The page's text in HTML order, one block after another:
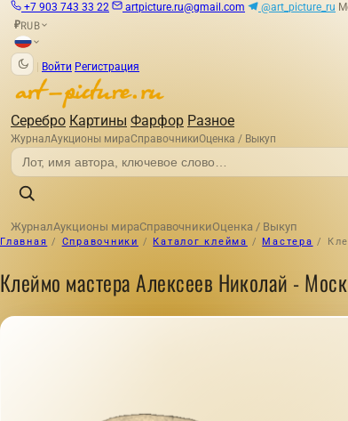
+7 903 743 33 22 artpicture.ru@gmail.com @art_picture_ru
₽RUB
Войти Регистрация
Серебро Картины Фарфор Разное
ЖурналАукционы мираСправочникиОценка / Выкуп
ЖурналАукционы мираСправочникиОценка / Выкуп
Главная / Справочники / Каталог клейма / Мастера /
Клеймо мастера Алексеев Николай -